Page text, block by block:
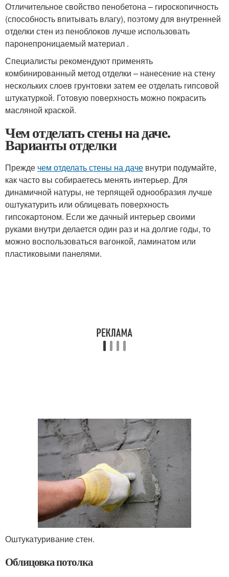
Отличительное свойство пенобетона – гироскопичность
(способность впитывать влагу), поэтому для внутренней
отделки стен из пеноблоков лучше использовать
паронепроницаемый материал .
Специалисты рекомендуют применять
комбинированный метод отделки – нанесение на стену
нескольких слоев грунтовки затем ее отделать гипсовой
штукатуркой. Готовую поверхность можно покрасить
масляной краской.
Чем отделать стены на даче.
Варианты отделки
Прежде чем отделать стены на даче внутри подумайте,
как часто вы собираетесь менять интерьер. Для
динамичной натуры, не терпящей однообразия лучше
оштукатурить или облицевать поверхность
гипсокартоном. Если же дачный интерьер своими
руками внутри делается один раз и на долгие годы, то
можно воспользоваться вагонкой, ламинатом или
пластиковыми панелями.
Оштукатуривание стен.
Облицовка потолка